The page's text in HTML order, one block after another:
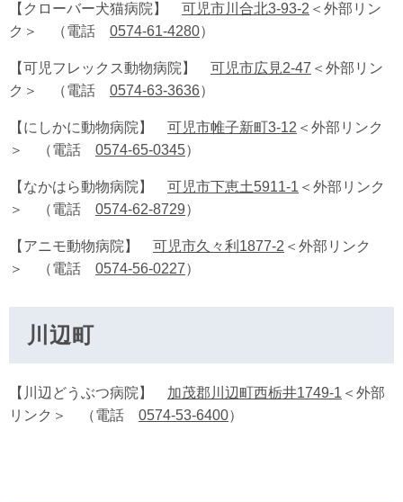
【クローバー犬猫病院】 可児市川合北3-93-2 ＜外部リン
ク＞
（電話 0574-61-4280）
【可児フレックス動物病院】 可児市広見2-47 ＜外部リン
ク＞
（電話 0574-63-3636）
【にしかに動物病院】 可児市帷子新町3-12 ＜外部リンク
＞
（電話 0574-65-0345）
【なかはら動物病院】 可児市下恵土5911-1 ＜外部リンク
＞
（電話 0574-62-8729）
【アニモ動物病院】 可児市久々利1877‐2 ＜外部リンク
＞
（電話 0574-56-0227）
川辺町
【川辺どうぶつ病院】 加茂郡川辺町西栃井1749-1 ＜外部
リンク＞
（電話 0574-53-6400）